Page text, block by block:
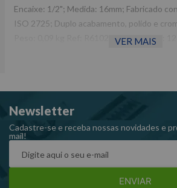
Encaixe: 1/2"; Medida: 16mm; Fabricado
ISO 2725; Duplo acabamento, polido e
Peso: 0,09 kg Ref: R61021612 Garantia: 12
VER MAIS
Newsletter
Cadastre-se e receba nossas novidades e
mail!
ENVIAR